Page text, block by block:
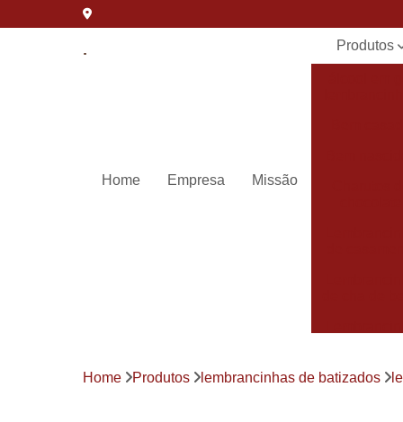
Home Empresa Missão
Produtos
Home Produtos lembrancinhas de batizados